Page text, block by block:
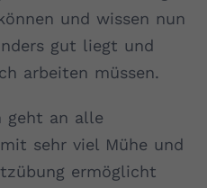
und wissen nun
gut liegt und
arbeiten müssen.
geht an alle
sehr viel Mühe und
ermöglicht